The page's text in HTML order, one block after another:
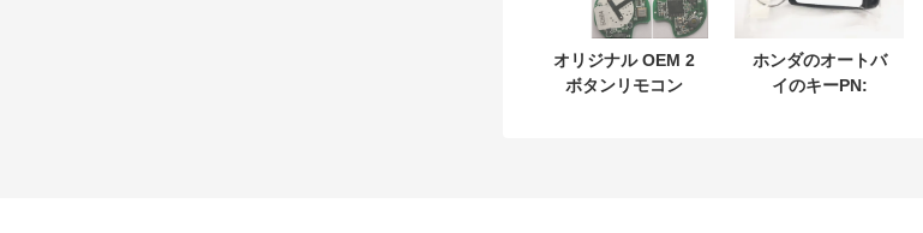
オリジナル OEM 2
ボタンリモコン
ホンダのオートバ
イのキーPN: